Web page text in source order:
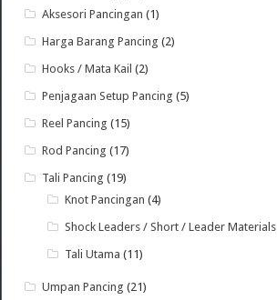
Aksesori Pancingan (1)
Harga Barang Pancing (2)
Hooks / Mata Kail (2)
Penjagaan Setup Pancing (5)
Reel Pancing (15)
Rod Pancing (17)
Tali Pancing (19)
Knot Pancingan (4)
Shock Leaders / Short / Leader Materials
Tali Utama (11)
Umpan Pancing (21)